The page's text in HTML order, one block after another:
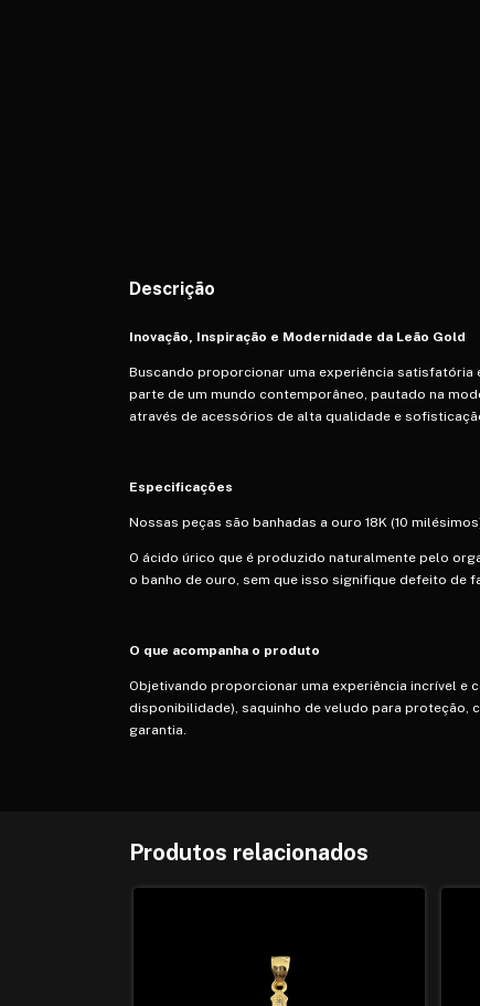
Descrição
Inovação, Inspiração e Modernidade da Leão Gold
Buscando proporcionar uma experiência satisfatória
parte de um mundo contemporâneo, pautado na
através de acessórios de alta qualidade e
Especificações
Nossas peças são banhadas a ouro 18K (10
O ácido úrico que é produzido naturalmente pelo
o banho de ouro, sem que isso signifique defeito de
O que acompanha o produto
Objetivando proporcionar uma experiência incrível e
disponibilidade), saquinho de veludo para
garantia.
Produtos relacionados